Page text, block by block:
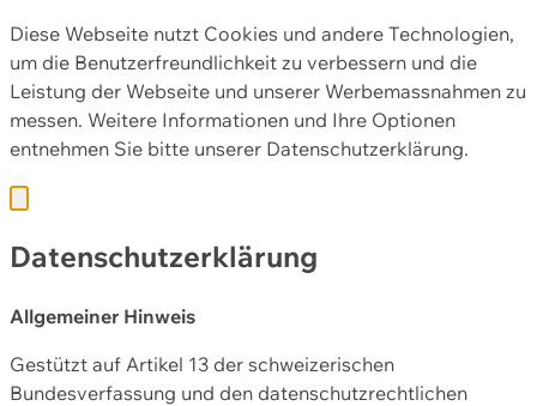
Diese Webseite nutzt Cookies und andere Technologien,
um die Benutzerfreundlichkeit zu verbessern und die
Leistung der Webseite und unserer Werbemassnahmen zu
messen. Weitere Informationen und Ihre Optionen
entnehmen Sie bitte unserer Datenschutzerklärung.
Datenschutzerklärung
Allgemeiner Hinweis
Gestützt auf Artikel 13 der schweizerischen
Bundesverfassung und den datenschutzrechtlichen